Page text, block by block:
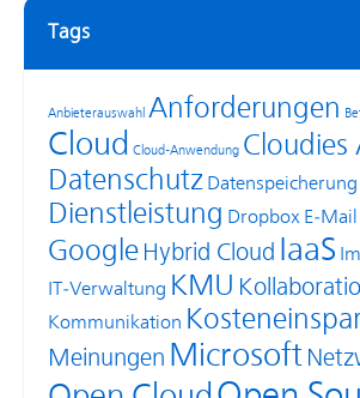
Tags
Anbieterauswahl Anforderungen
Cloud Cloud-Anwendung Cloudies
Datenschutz Datenspeicherung
Dienstleistung Dropbox E-Mail
Google Hybrid Cloud IaaS
IT-Verwaltung KMU
Kommunikation
Meinungen Microsoft